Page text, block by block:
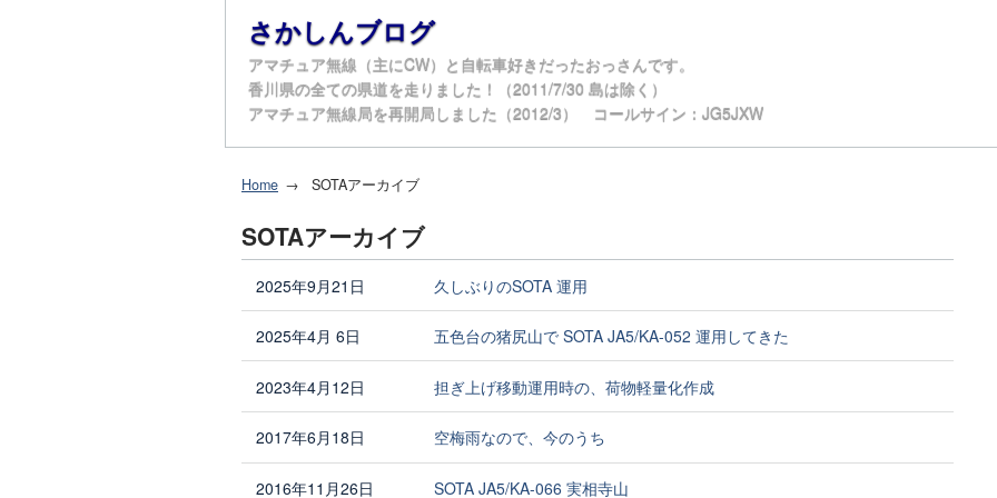
さかしんブログ
アマチュア無線（主にCW）と自転車好きだったおっさんです。
香川県の全ての県道を走りました！（2011/7/30 島は除く）
アマチュア無線局を再開局しました（2012/3） コールサイン：JG5JXW
Home SOTAアーカイブ
SOTAアーカイブ
2025年9月21日 久しぶりのSOTA 運用
2025年4月 6日 五色台の猪尻山で SOTA JA5/KA-052 運用してきた
2023年4月12日 担ぎ上げ移動運用時の、荷物軽量化作成
2017年6月18日 空梅雨なので、今のうち
2016年11月26日 SOTA JA5/KA-066 実相寺山